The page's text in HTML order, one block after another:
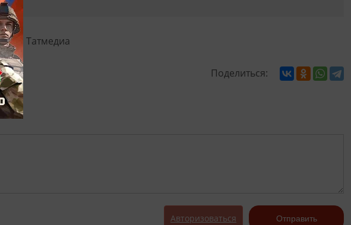
Татмедиа
Поделиться:
Авторизоваться Отправить